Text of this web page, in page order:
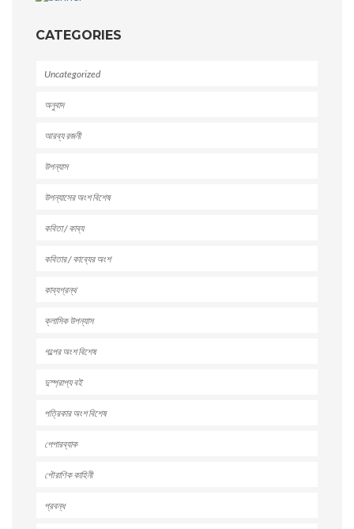
CATEGORIES
Uncategorized
অনুবাদ
আরব্য রজনী
উপন্যাস
উপন্যাসের অংশ বিশেষ
কবিতা / কাব্য
কবিতার / কাব্যের অংশ
কাব্যগ্রন্থ
ক্লাসিক উপন্যাস
গল্পের অংশ বিশেষ
দুস্প্রাপ্য বই
পত্রিকার অংশ বিশেষ
পেপারব্যাক
পৌরাণিক কাহিনী
প্রবন্ধ